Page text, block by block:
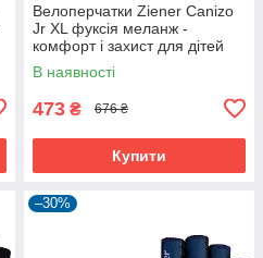
Велоперчатки Ziener Canizo
Jr XL фуксія меланж -
комфорт і захист для дітей
В наявності
473 ₴ 676 ₴
Купити
–30%